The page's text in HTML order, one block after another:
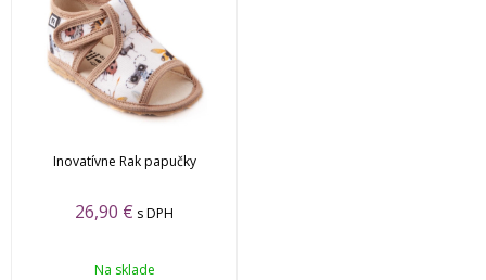
Inovatívne Rak papučky
26,90 € s DPH
Na sklade